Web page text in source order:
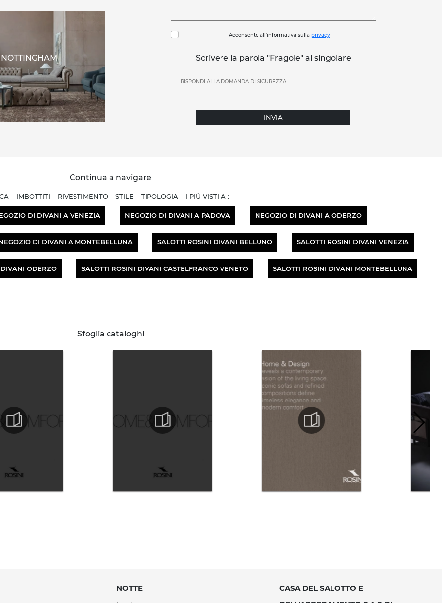
NOTTINGHAM
Acconsento all'informativa sulla privacy
Scrivere la parola "Fragole" al singolare
INVIA
Continua a navigare
IMBOTTITI RIVESTIMENTO STILE TIPOLOGIA I PIÙ VISTI A :
DI DIVANI A VENEZIA NEGOZIO DI DIVANI A PADOVA NEGOZIO DI DIVANI A ODERZO
DI DIVANI A MONTEBELLUNA SALOTTI ROSINI DIVANI BELLUNO SALOTTI ROSINI DIVANI VENEZIA
ODERZO SALOTTI ROSINI DIVANI CASTELFRANCO VENETO SALOTTI ROSINI DIVANI MONTEBELLUNA
Sfoglia cataloghi
NOTTE
CASA DEL SALOTTO E